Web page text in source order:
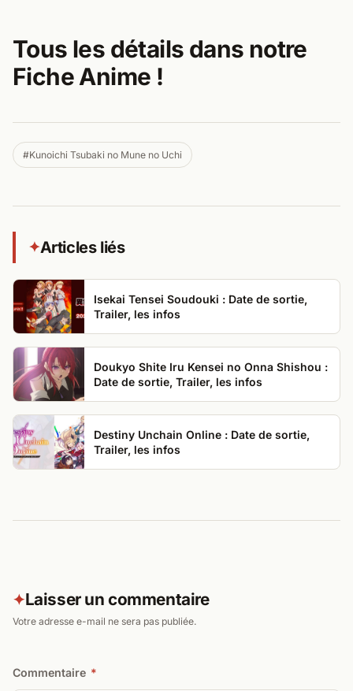
Tous les détails dans notre
Fiche Anime !​
#Kunoichi Tsubaki no Mune no Uchi
✦Articles liés
Isekai Tensei Soudouki : Date de sortie,
Trailer, les infos
Doukyo Shite Iru Kensei no Onna Shishou :
Date de sortie, Trailer, les infos
Destiny Unchain Online : Date de sortie,
Trailer, les infos
✦Laisser un commentaire
Votre adresse e-mail ne sera pas publiée.
Commentaire *